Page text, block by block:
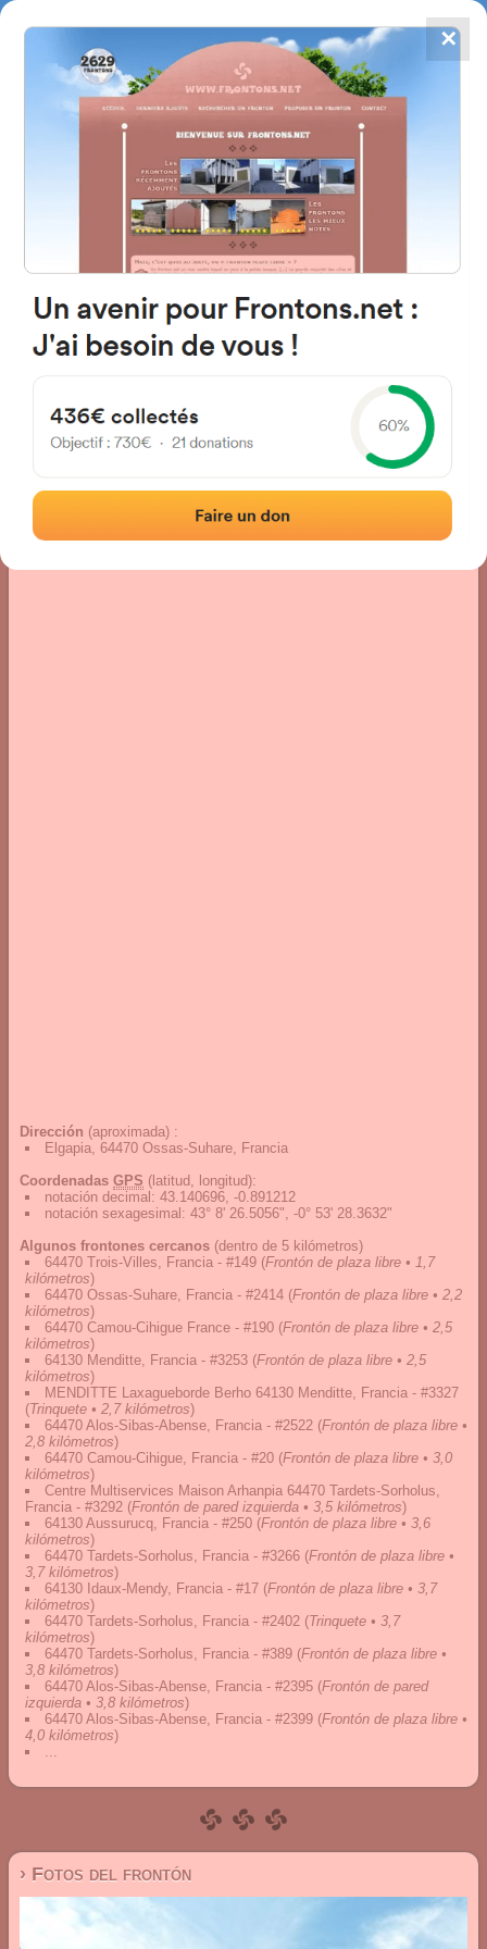
FRONTONS.NET
BUSCAR UN FRONTÓN
AÑADIR UN FRONTÓN
4784
frontones
64470 Ossas-Suhare, Francia
Fotos Comentarios y reseñas
Dirección (aproximada) :
Elgapia, 64470 Ossas-Suhare, Francia
Coordenadas GPS (latitud, longitud):
notación decimal : 43.140696, -0.891212
notación sexagesimal : 43° 8' 26.5056", -0° 53' 28.3632"
Algunos frontones cercanos (dentro de 5 kilómetros)
64470 Trois-Villes, Francia - #149 (Frontón de plaza libre • 1,7
kilómetros)
64470 Ossas-Suhare, Francia - #2414 (Frontón de plaza libre • 2,2
kilómetros)
64470 Camou-Cihigue France - #190 (Frontón de plaza libre • 2,5
kilómetros)
64130 Menditte, Francia - #3253 (Frontón de plaza libre • 2,5
kilómetros)
MENDITTE Laxagueborde Berho 64130 Menditte, Francia - #3327
(Trinquete • 2,7 kilómetros)
64470 Alos-Sibas-Abense, Francia - #2522 (Frontón de plaza libre •
2,8 kilómetros)
64470 Camou-Cihigue, Francia - #20 (Frontón de plaza libre • 3,0
kilómetros)
Centre Multiservices Maison Arhanpia 64470 Tardets-Sorholus,
Francia - #3292 (Frontón de pared izquierda • 3,5 kilómetros)
64130 Aussurucq, Francia - #250 (Frontón de plaza libre • 3,6
kilómetros)
64470 Tardets-Sorholus, Francia - #3266 (Frontón de plaza libre •
3,7 kilómetros)
64130 Idaux-Mendy, Francia - #17 (Frontón de plaza libre • 3,7
kilómetros)
64470 Tardets-Sorholus, Francia - #2402 (Trinquete • 3,7
kilómetros)
64470 Tardets-Sorholus, Francia - #389 (Frontón de plaza libre •
3,8 kilómetros)
64470 Alos-Sibas-Abense, Francia - #2395 (Frontón de pared
izquierda • 3,8 kilómetros)
64470 Alos-Sibas-Abense, Francia - #2399 (Frontón de plaza libre •
4,0 kilómetros)
...
› Fotos del frontón
✕